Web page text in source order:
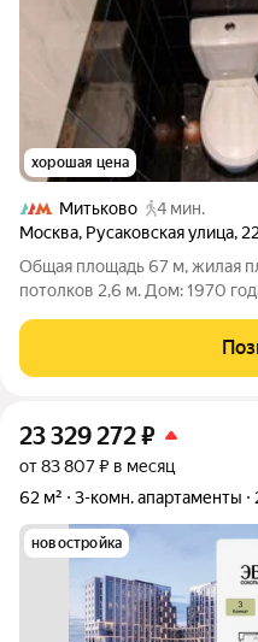
хорошая цена
Митьково
4 мин.
Москва, Русаковская улица, 22
Общая площадь 67 м, жилая площадь 45.5 м, кухня 7,1 м. Высота
потолков 2,6 м. Дом: 1970
транспортная доступность:
пешком. До станции
23 329 272₽
от 83 807 ₽ в месяц
62 м²
3-комн. апартаменты
новостройка